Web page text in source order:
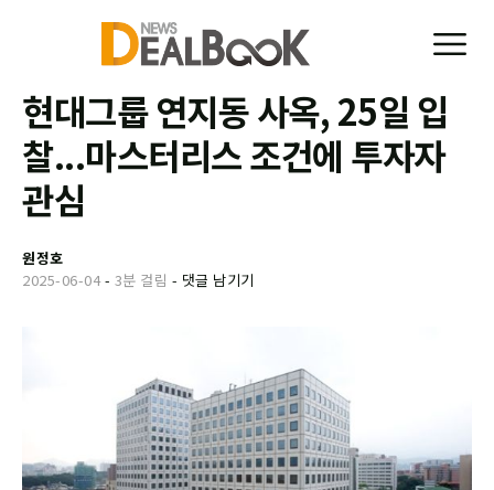
현대그룹 연지동 사옥, 25일 입
찰...마스터리스 조건에 투자자
관심
원정호
2025-06-04- 3분 걸림 - 댓글 남기기